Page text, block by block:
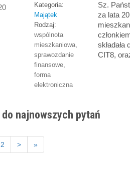
Kategoria:
Majątek
Rodzaj:
wspólnota
mieszkaniowa,
sprawozdanie
finansowe,
forma
elektroniczna
Sz.
za lata
CIT8,
do najnowszych pytań
2 > »